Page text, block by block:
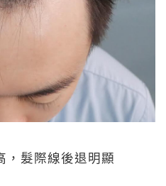
，髮際線後退明顯